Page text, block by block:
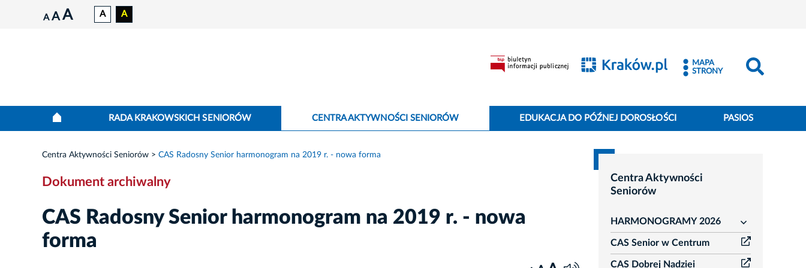
A A A A A
MAPA
STRONY
RADA KRAKOWSKICH SENIORÓW CENTRA AKTYWNOŚCI SENIORÓW EDUKACJA DO PÓŹNEJ DOROSŁOŚCI PASIOS
Centra Aktywności Seniorów CAS Radosny Senior harmonogram na 2019 r. - nowa forma
Dokument archiwalny
CAS Radosny Senior harmonogram na 2019 r. - nowa
forma
Centra Aktywności
Seniorów
HARMONOGRAMY 2026
rozwiń
CAS Senior w Centrum
CAS Dobrej Nadziei